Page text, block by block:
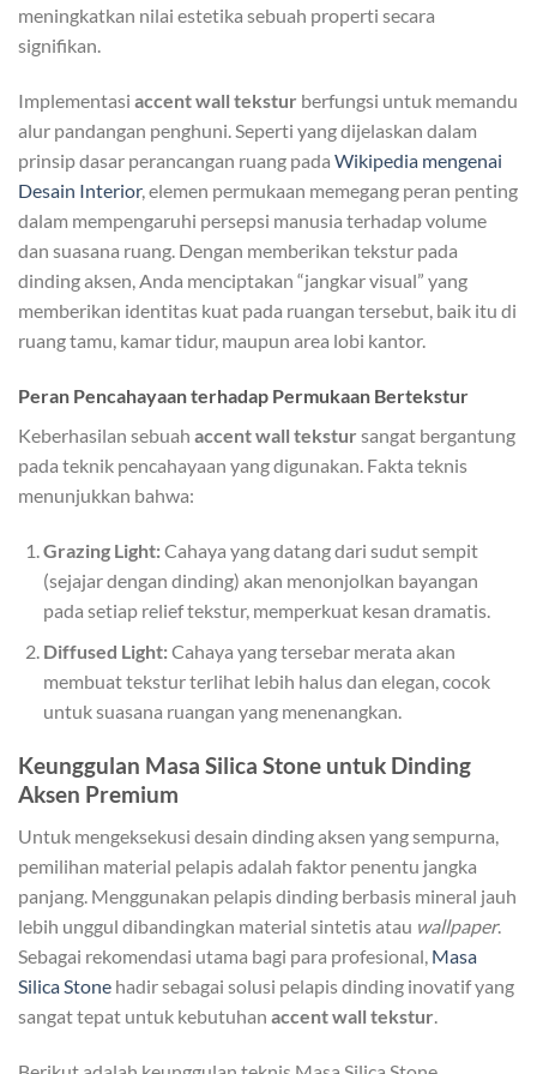
meningkatkan nilai estetika sebuah properti secara
signifikan.
Implementasi accent wall tekstur berfungsi untuk memandu
alur pandangan penghuni. Seperti yang dijelaskan dalam
prinsip dasar perancangan ruang pada Wikipedia mengenai
Desain Interior, elemen permukaan memegang peran penting
dalam mempengaruhi persepsi manusia terhadap volume
dan suasana ruang. Dengan memberikan tekstur pada
dinding aksen, Anda menciptakan “jangkar visual” yang
memberikan identitas kuat pada ruangan tersebut, baik itu di
ruang tamu, kamar tidur, maupun area lobi kantor.
Peran Pencahayaan terhadap Permukaan Bertekstur
Keberhasilan sebuah accent wall tekstur sangat bergantung
pada teknik pencahayaan yang digunakan. Fakta teknis
menunjukkan bahwa:
Grazing Light:Cahaya yang datang dari sudut sempit
(sejajar dengan dinding) akan menonjolkan bayangan
pada setiap relief tekstur, memperkuat kesan dramatis.
Diffused Light:Cahaya yang tersebar merata akan
membuat tekstur terlihat lebih halus dan elegan, cocok
untuk suasana ruangan yang menenangkan.
Keunggulan Masa Silica Stone untuk Dinding
Aksen Premium
Untuk mengeksekusi desain dinding aksen yang sempurna,
pemilihan material pelapis adalah faktor penentu jangka
panjang. Menggunakan pelapis dinding berbasis mineral jauh
lebih unggul dibandingkan material sintetis atau wallpaper.
Sebagai rekomendasi utama bagi para profesional, Masa
Silica Stone hadir sebagai solusi pelapis dinding inovatif yang
sangat tepat untuk kebutuhan accent wall tekstur